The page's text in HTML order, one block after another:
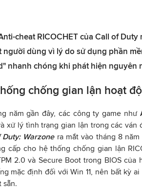
cheat RICOCHET của Call of
người dùng vì lý do sử dụng phần
nhanh chóng khi phát hiện nguyên
chống gian lận hoạt
năm gần đây, các công ty game như
xử lý tình trạng gian lận trong các
Duty: Warzone ra mắt vào tháng 8
cấp cho hệ thống chống gian lận
2.0 và Secure Boot trong BIOS
mặc định đối với Win 11, nên bất kỳ
sẵn.